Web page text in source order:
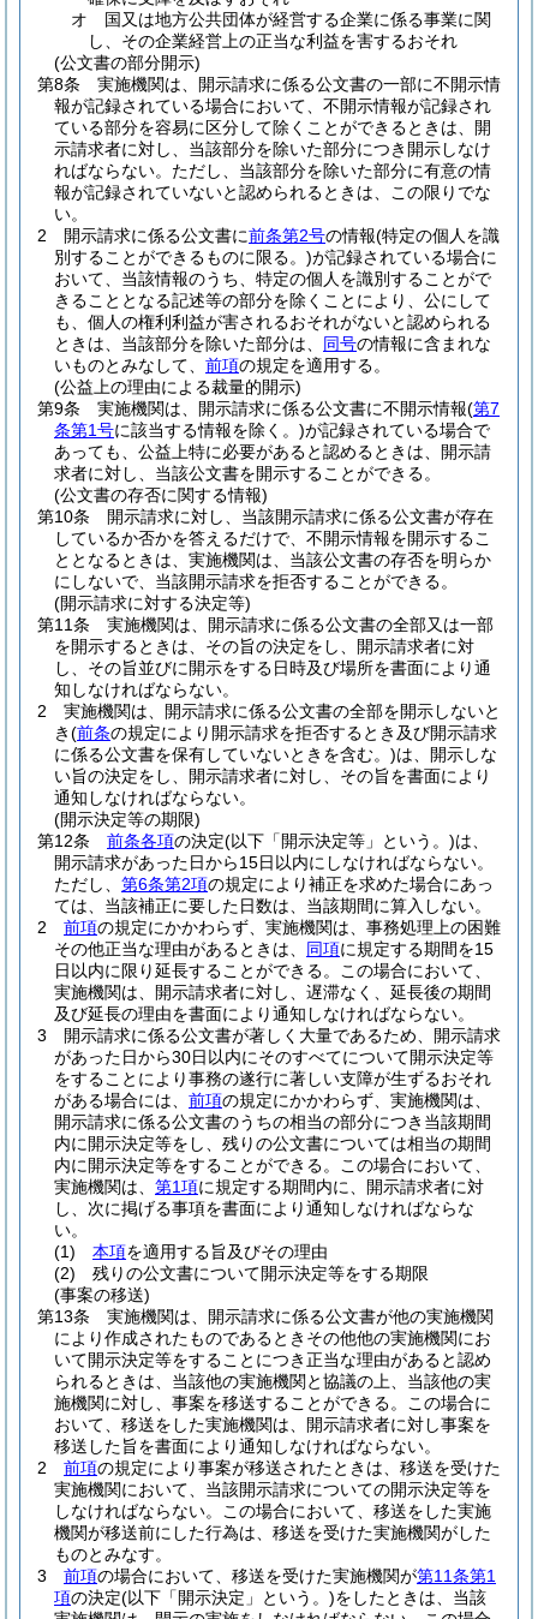
オ
国又は地方公共団体が経営する企業に係る事業に関
し、その企業経営上の正当な利益を害するおそれ
(公文書の部分開示)
第8条
実施機関は、開示請求に係る公文書の一部に不開示情
報が記録されている場合において、不開示情報が記録され
ている部分を容易に区分して除くことができるときは、開
示請求者に対し、当該部分を除いた部分につき開示しなけ
ればならない。 ただし、当該部分を除いた部分に有意の情
報が記録されていないと認められるときは、この限りでな
い。
2
開示請求に係る公文書に前条第2号の情報(特定の個人を識
別することができるものに限る。)が記録されている場合に
おいて、当該情報のうち、特定の個人を識別することがで
きることとなる記述等の部分を除くことにより、公にして
も、個人の権利利益が害されるおそれがないと認められる
ときは、当該部分を除いた部分は、 同号の情報に含まれな
いものとみなして、 前項の規定を適用する。
(公益上の理由による裁量的開示)
第9条
実施機関は、開示請求に係る公文書に不開示情報(第7
条第1号に該当する情報を除く。)が記録されている場合で
あっても、公益上特に必要があると認めるときは、開示請
求者に対し、当該公文書を開示することができる。
(公文書の存否に関する情報)
第10条
開示請求に対し、当該開示請求に係る公文書が存在
しているか否かを答えるだけで、不開示情報を開示するこ
ととなるときは、実施機関は、当該公文書の存否を明らか
にしないで、当該開示請求を拒否することができる。
(開示請求に対する決定等)
第11条
実施機関は、開示請求に係る公文書の全部又は一部
を開示するときは、その旨の決定をし、開示請求者に対
し、その旨並びに開示をする日時及び場所を書面により通
知しなければならない。
2
実施機関は、開示請求に係る公文書の全部を開示しないと
き(前条の規定により開示請求を拒否するとき及び開示請求
に係る公文書を保有していないときを含む。)は、開示しな
い旨の決定をし、開示請求者に対し、その旨を書面により
通知しなければならない。
(開示決定等の期限)
第12条
前条各項の決定(以下「開示決定等」という。)は、
開示請求があった日から15日以内にしなければならない。
ただし、 第6条第2項の規定により補正を求めた場合にあっ
ては、当該補正に要した日数は、当該期間に算入しない。
2
前項の規定にかかわらず、実施機関は、事務処理上の困難
その他正当な理由があるときは、 同項に規定する期間を15
日以内に限り延長することができる。
この場合において、
実施機関は、開示請求者に対し、遅滞なく、延長後の期間
及び延長の理由を書面により通知しなければならない。
3
開示請求に係る公文書が著しく大量であるため、開示請求
があった日から30日以内にそのすべてについて開示決定等
をすることにより事務の遂行に著しい支障が生ずるおそれ
がある場合には、 前項の規定にかかわらず、実施機関は、
開示請求に係る公文書のうちの相当の部分につき当該期間
内に開示決定等をし、残りの公文書については相当の期間
内に開示決定等をすることができる。
この場合において、
実施機関は、 第1項に規定する期間内に、開示請求者に対
し、次に掲げる事項を書面により通知しなければならな
い。
(1)
本項を適用する旨及びその理由
(2)
残りの公文書について開示決定等をする期限
(事案の移送)
第13条
実施機関は、開示請求に係る公文書が他の実施機関
により作成されたものであるときその他他の実施機関にお
いて開示決定等をすることにつき正当な理由があると認め
られるときは、当該他の実施機関と協議の上、当該他の実
施機関に対し、事案を移送することができる。
この場合に
おいて、移送をした実施機関は、開示請求者に対し事案を
移送した旨を書面により通知しなければならない。
2
前項の規定により事案が移送されたときは、移送を受けた
実施機関において、当該開示請求についての開示決定等を
しなければならない。
この場合において、移送をした実施
機関が移送前にした行為は、移送を受けた実施機関がした
ものとみなす。
3
前項の場合において、移送を受けた実施機関が第11条第1
項の決定(以下「開示決定」という。)をしたときは、当該